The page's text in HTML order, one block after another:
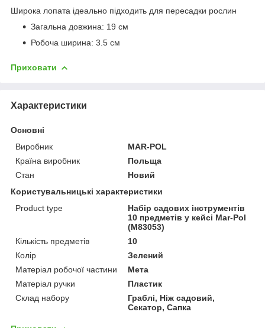
Широка лопата ідеально підходить для пересадки рослин
Загальна довжина: 19 см
Робоча ширина: 3.5 см
Приховати
Характеристики
Основні
Виробник
MAR-POL
Країна виробник
Польща
Стан
Новий
Користувальницькі характеристики
Product type
Набір садових інструментів
10 предметів у кейсі Mar-Pol
(M83053)
Кількість предметів
10
Колір
Зелений
Матеріал робочої частини
Мета
Матеріал ручки
Пластик
Склад набору
Граблі, Ніж садовий,
Секатор, Сапка